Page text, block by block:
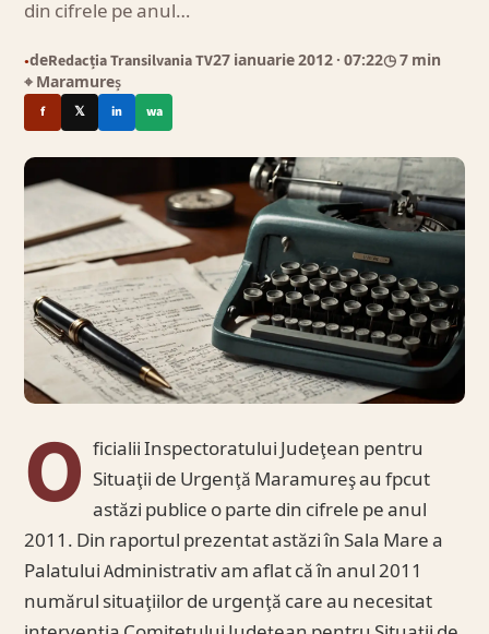
din cifrele pe anul…
●deRedacția Transilvania TV27 ianuarie 2012 · 07:22◷ 7 min
⌖ Maramureș
f 𝕏 in wa
O ficialii Inspectoratului Judeţean pentru
Situaţii de Urgenţă Maramureş au fpcut
astăzi publice o parte din cifrele pe anul
2011. Din raportul prezentat astăzi în Sala Mare a
Palatului Administrativ am aflat că în anul 2011
numărul situaţiilor de urgenţă care au necesitat